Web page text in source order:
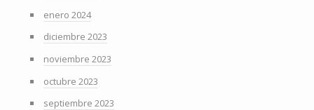
enero 2024
diciembre 2023
noviembre 2023
octubre 2023
septiembre 2023